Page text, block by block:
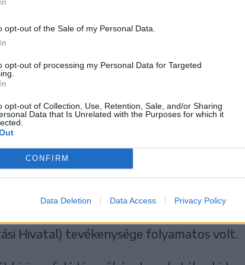
opt-out of the Sale of my Personal Data.
opt-out of processing my Personal Data for Targeted
opt-out of Collection, Use, Retention, Sale, and/or Sharing
Data that Is Unrelated with the Purposes for which it
CONFIRM
Data Deletion Data Access Privacy Policy
adatgyűjtésre, előzetes és utólagos
felfüggesztése, megvonása, a
is szükség van, amit jelenleg szűk,
az intézmény, tájékoztatott Támpa
hogy végére értek a székhelyükül szolgáló
rehabilitációjának, ami azért volt az
mert közben az ott székelő
Kovászna megyei Nyugdíjpénztár és a
Hivatal) tevékenysége folyamatos volt.